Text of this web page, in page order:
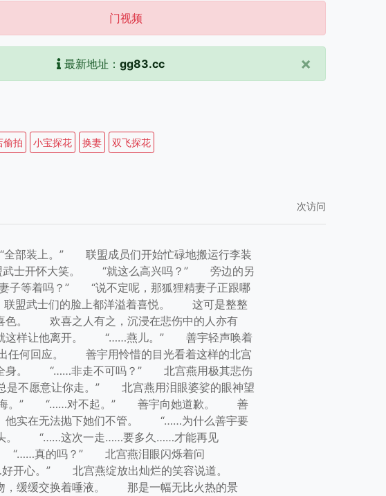
门视频
最新地址： gg83.cc ×
偷拍 小宝探花 换妻 双飞探花
次访问
部装上。” 联盟成员们开始忙碌地搬运行李装
士开怀大笑。 “就这么高兴吗？” 旁边的另
子等着吗？” “说不定呢，那狐狸精妻子正跟哪
盟武士们的脸上都洋溢着喜悦。 这可是整整
。 欢喜之人有之，沉浸在悲伤中的人亦有
这样让他离开。 “……燕儿。” 善宇轻声唤着
何回应。 善宇用怜惜的目光看着这样的北宫
身。 “……非走不可吗？” 北宫燕用极其悲伤
愿意让你走。” 北宫燕用泪眼婆娑的眼神望
北海。” “……对不起。” 善宇向她道歉。 善
实在无法抛下她们不管。 “……为什么善宇要
。 “……这次一走……要多久……才能再见
“……真的吗？” 北宫燕泪眼闪烁着问
好开心。” 北宫燕绽放出灿烂的笑容说道。
缓缓交换着唾液。 那是一幅无比火热的景